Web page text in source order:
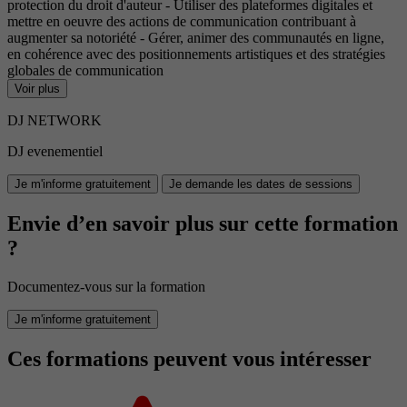
protection du droit d'auteur - Utiliser des plateformes digitales et
mettre en oeuvre des actions de communication contribuant à
augmenter sa notoriété - Gérer, animer des communautés en ligne,
en cohérence avec des positionnements artistiques et des stratégies
globales de communication
Voir plus
DJ NETWORK
DJ evenementiel
Je m'informe gratuitement Je demande les dates de sessions
Envie d’en savoir plus sur cette formation
?
Documentez-vous sur la formation
Je m'informe gratuitement
Ces formations peuvent vous intéresser